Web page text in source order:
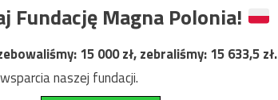
Fundację Magna Polonia!
15 000zł, zebraliśmy:15 633,5zł.
naszej fundacji.